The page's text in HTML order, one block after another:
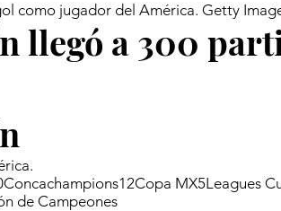
como jugador del América. Getty
llegó a 300
MX5Leagues
de Campeones